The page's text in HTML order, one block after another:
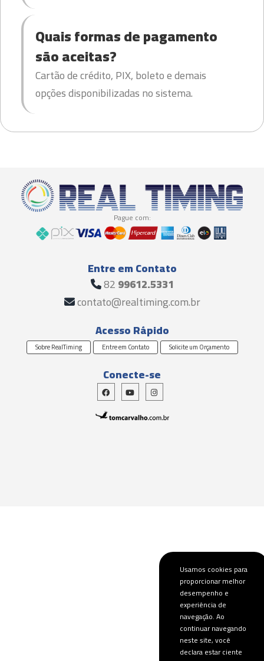
Quais formas de pagamento
são aceitas?
Cartão de crédito, PIX, boleto e demais
opções disponibilizadas no sistema.
Pague com:
Entre em Contato
8299612.5331
contato@realtiming.com.br
Acesso Rápido
Sobre RealTiming Entre em Contato Solicite um Orçamento
Conecte-se
Usamos cookies para
proporcionar melhor
desempenho e
experiência de
navegação. Ao
continuar navegando
neste site, você
declara estar ciente